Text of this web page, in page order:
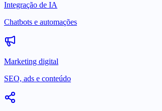
Integração de IA
Chatbots e automações
Marketing digital
SEO, ads e conteúdo